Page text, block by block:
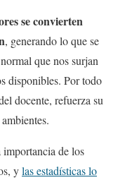
se convierten
, generando lo que se
que nos surjan
disponibles. Por todo
docente, refuerza su
importancia de los
ylas estadísticas lo